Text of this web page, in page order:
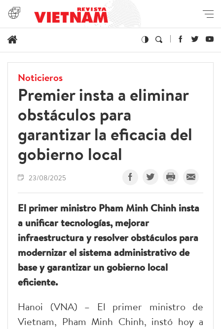
Noticieros
Premier insta a eliminar
obstáculos para
garantizar la eficacia del
gobierno local
23/08/2025
El primer ministro Pham Minh Chinh insta
a unificar tecnologías, mejorar
infraestructura y resolver obstáculos para
modernizar el sistema administrativo de
base y garantizar un gobierno local
eficiente.
Hanoi (VNA) – El primer ministro de
Vietnam, Pham Minh Chinh, instó hoy a